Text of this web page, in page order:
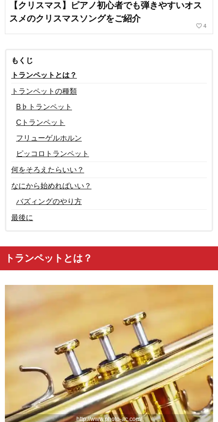
【クリスマス】ピアノ初心者でも弾きやすいオス
スメのクリスマスソングをご紹介
favorite_border 4
もくじ
トランペットとは？
トランペットの種類
B♭トランペット
Cトランペット
フリューゲルホルン
ピッコロトランペット
何をそろえたらいい？
なにから始めればいい？
バズィングのやり方
最後に
トランペットとは？
http://www.photo-ac.com/